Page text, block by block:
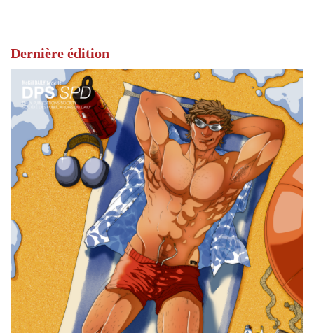
Dernière édition